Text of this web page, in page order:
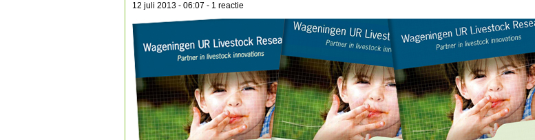
12 juli 2013 - 06:07 - 1 reactie